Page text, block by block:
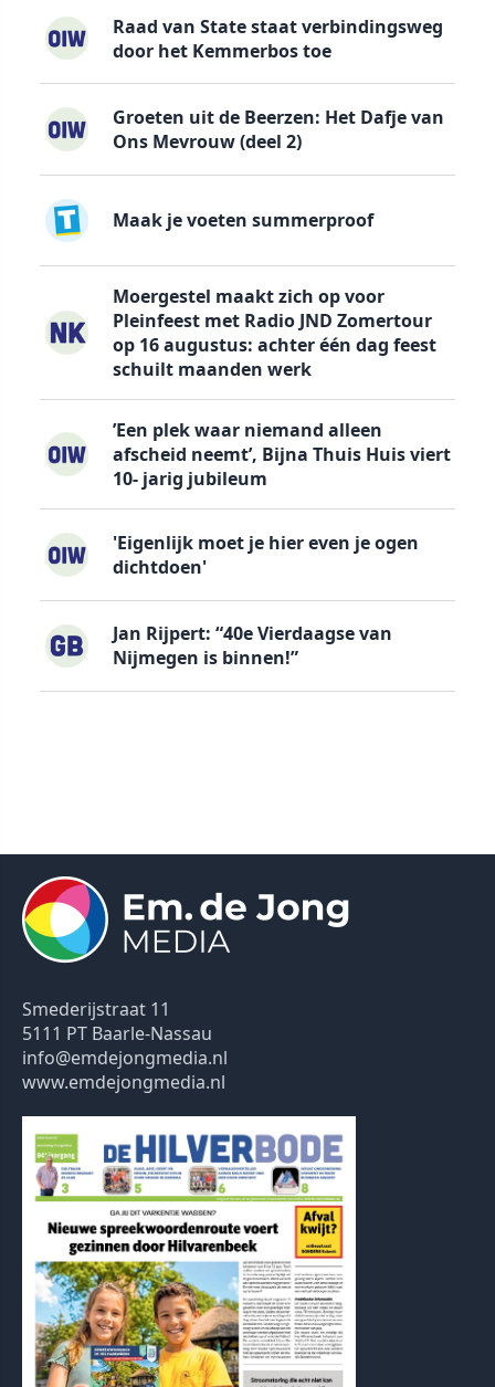
Raad van State staat verbindingsweg
door het Kemmerbos toe
Groeten uit de Beerzen: Het Dafje van
Ons Mevrouw (deel 2)
Maak je voeten summerproof
Moergestel maakt zich op voor
Pleinfeest met Radio JND Zomertour
op 16 augustus: achter één dag feest
schuilt maanden werk
’Een plek waar niemand alleen
afscheid neemt’, Bijna Thuis Huis viert
10- jarig jubileum
'Eigenlijk moet je hier even je ogen
dichtdoen'
Jan Rijpert: “40e Vierdaagse van
Nijmegen is binnen!”
Smederijstraat 11
5111 PT Baarle-Nassau
info@emdejongmedia.nl
www.emdejongmedia.nl